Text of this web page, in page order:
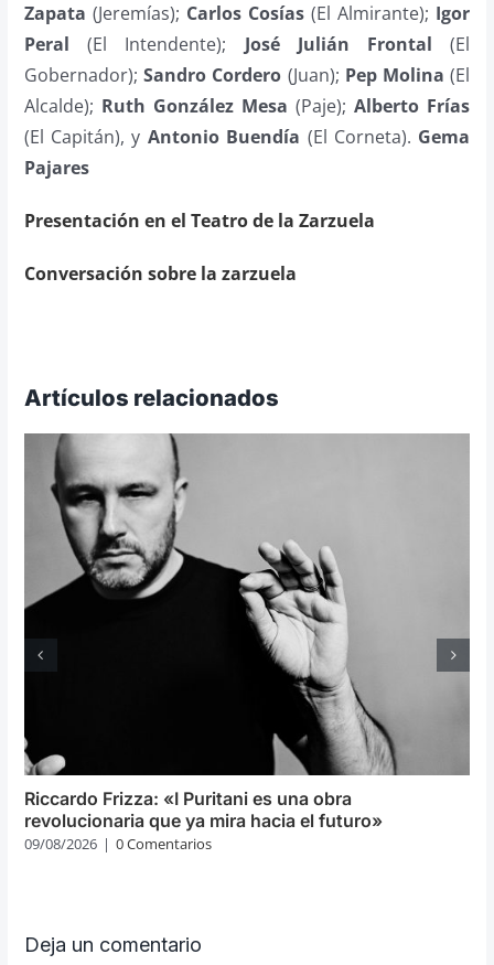
Zapata (Jeremías); Carlos Cosías (El Almirante); Igor
Peral (El Intendente); José Julián Frontal (El
Gobernador); Sandro Cordero (Juan); Pep Molina (El
Alcalde); Ruth González Mesa (Paje);Alberto Frías
(El Capitán), y Antonio Buendía (El Corneta). Gema
Pajares
Presentación en el Teatro de la Zarzuela
Conversación sobre la zarzuela
Artículos relacionados
Riccardo Frizza: «I Puritani es una obra
revolucionaria que ya mira hacia el futuro»
09/08/2026 | 0 Comentarios
Deja un comentario